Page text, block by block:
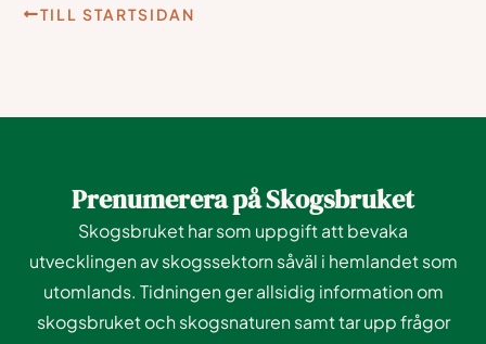
TILL STARTSIDAN
Prenumerera på Skogsbruket
Skogsbruket har som uppgift att bevaka
utvecklingen av skogssektorn såväl i hemlandet som
utomlands. Tidningen ger allsidig information om
skogsbruket och skogsnaturen samt tar upp frågor